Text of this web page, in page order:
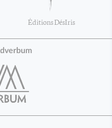
Éditions DésIris